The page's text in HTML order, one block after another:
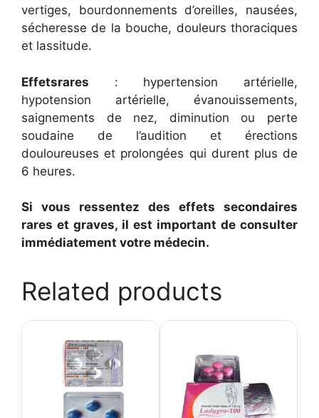
vertiges, bourdonnements d’oreilles, nausées,
sécheresse de la bouche, douleurs thoraciques
et lassitude.
Effetsrares : hypertension artérielle,
hypotension artérielle, évanouissements,
saignements de nez, diminution ou perte
soudaine de l’audition et érections
douloureuses et prolongées qui durent plus de
6 heures.
Si vous ressentez des effets secondaires
rares et graves, il est important de consulter
immédiatement votre médecin.
Related products